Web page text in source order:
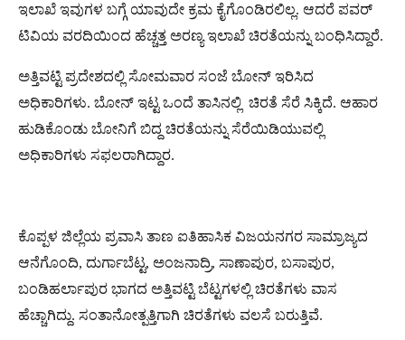
ಇಲಾಖೆ ಇವುಗಳ ಬಗ್ಗೆ ಯಾವುದೇ ಕ್ರಮ ಕೈಗೊಂಡಿರಲಿಲ್ಲ. ಆದರೆ ಪವರ್
ಟಿವಿಯ ವರದಿಯಿಂದ ಹೆಚ್ಚತ್ತ ಅರಣ್ಯ ಇಲಾಖೆ ಚಿರತೆಯನ್ನು ಬಂಧಿಸಿದ್ದಾರೆ.
ಅತ್ತಿವಟ್ಟಿ ಪ್ರದೇಶದಲ್ಲಿ ಸೋಮವಾರ ಸಂಜೆ ಬೋನ್ ಇರಿಸಿದ
ಅಧಿಕಾರಿಗಳು. ಬೋನ್ ಇಟ್ಟ ಒಂದೆ ತಾಸಿನಲ್ಲಿ ಚಿರತೆ ಸೆರೆ ಸಿಕ್ಕಿದೆ. ಆಹಾರ
ಹುಡಿಕೊಂಡು ಬೋನಿಗೆ ಬಿದ್ದ ಚಿರತೆಯನ್ನು ಸೆರೆಯಿಡಿಯುವಲ್ಲಿ
ಅಧಿಕಾರಿಗಳು ಸಫಲರಾಗಿದ್ದಾರ.
ಕೊಪ್ಪಳ ಜಿಲ್ಲೆಯ ಪ್ರವಾಸಿ ತಾಣ ಐತಿಹಾಸಿಕ ವಿಜಯನಗರ ಸಾಮ್ರಾಜ್ಯದ
ಆನೆಗೊಂದಿ, ದುರ್ಗಾಬೆಟ್ಟ, ಅಂಜನಾದ್ರಿ, ಸಾಣಾಪುರ, ಬಸಾಪುರ,
ಬಂಡಿಹರ್ಲಾಪುರ ಭಾಗದ ಅತ್ತಿವಟ್ಟಿ ಬೆಟ್ಟಗಳಲ್ಲಿ ಚಿರತೆಗಳು ವಾಸ
ಹೆಚ್ಚಾಗಿದ್ದು. ಸಂತಾನೋತ್ಪತ್ತಿಗಾಗಿ ಚಿರತೆಗಳು ವಲಸೆ ಬರುತ್ತಿವೆ.